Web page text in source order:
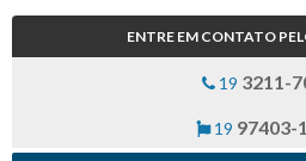
ENTRE EM CONTATO
19 3211-
19 97403-